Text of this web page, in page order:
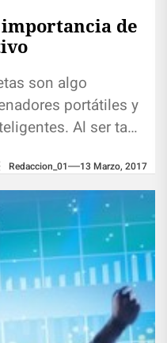
de
son algo
portátiles y
Al ser tan
Redaccion_01 13 Marzo, 2017